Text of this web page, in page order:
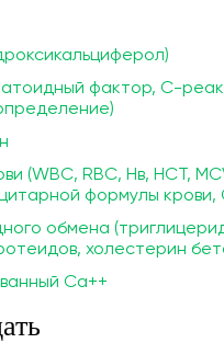
фактор, С-
(WBC, RBC, Нв, HCT,
формулы
обмена
холестерин
Ca++